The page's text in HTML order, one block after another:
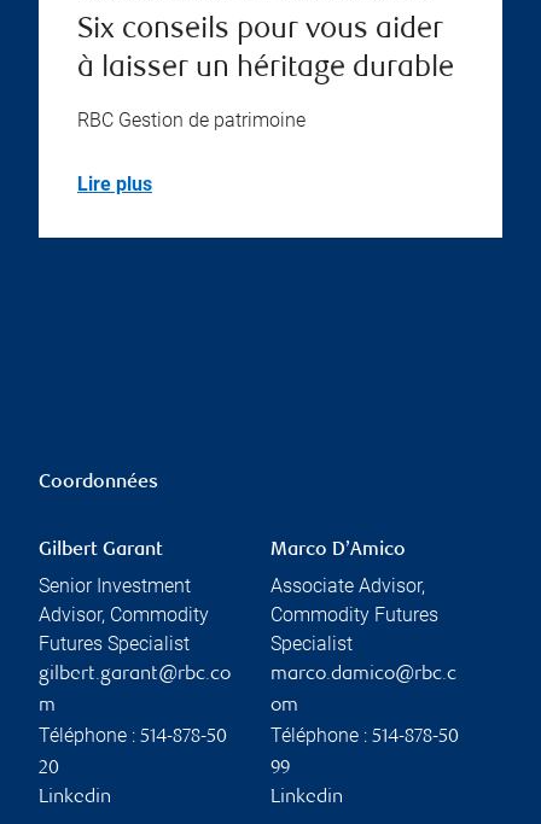
Six conseils pour vous aider
à laisser un héritage durable
RBC Gestion de patrimoine
Lire plus
Coordonnées
Gilbert Garant
Senior Investment
Advisor, Commodity
Futures Specialist
gilbert.garant@rbc.co
m
Téléphone : 514-878-50
20
Linkedin
Marco D’Amico
Associate Advisor,
Commodity Futures
Specialist
marco.damico@rbc.c
om
Téléphone : 514-878-50
99
Linkedin